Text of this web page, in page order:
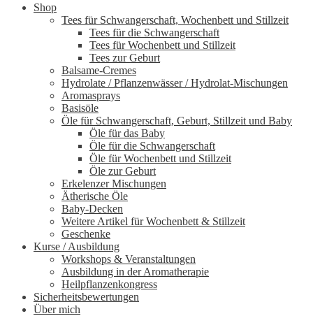
Shop
Tees für Schwangerschaft, Wochenbett und Stillzeit
Tees für die Schwangerschaft
Tees für Wochenbett und Stillzeit
Tees zur Geburt
Balsame-Cremes
Hydrolate / Pflanzenwässer / Hydrolat-Mischungen
Aromasprays
Basisöle
Öle für Schwangerschaft, Geburt, Stillzeit und Baby
Öle für das Baby
Öle für die Schwangerschaft
Öle für Wochenbett und Stillzeit
Öle zur Geburt
Erkelenzer Mischungen
Ätherische Öle
Baby-Decken
Weitere Artikel für Wochenbett & Stillzeit
Geschenke
Kurse / Ausbildung
Workshops & Veranstaltungen
Ausbildung in der Aromatherapie
Heilpflanzenkongress
Sicherheitsbewertungen
Über mich